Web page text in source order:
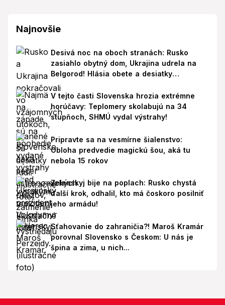
Najnovšie
Desivá noc na oboch stranách: Rusko
zasiahlo obytný dom, Ukrajina udrela na
Belgorod! Hlásia obete a desiatky
zranených
V tejto časti Slovenska hrozia extrémne
horúčavy: Teplomery skolabujú na 34
stupňoch, SHMÚ vydal výstrahy!
Pripravte sa na vesmírne šialenstvo:
Obloha predvedie magickú šou, aká tu
nebola 15 rokov
Zelenskyj bije na poplach: Rusko chystá
ďalší krok, odhalil, kto má čoskoro posilniť
jeho armádu!
Sťahovanie do zahraničia?! Maroš Kramár
porovnal Slovensko s Českom: U nás je
špina a zima, u nich...